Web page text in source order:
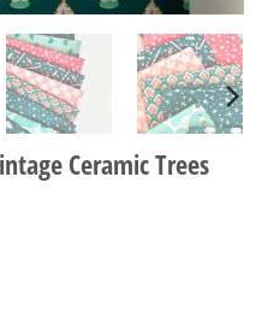
Ceramic Trees